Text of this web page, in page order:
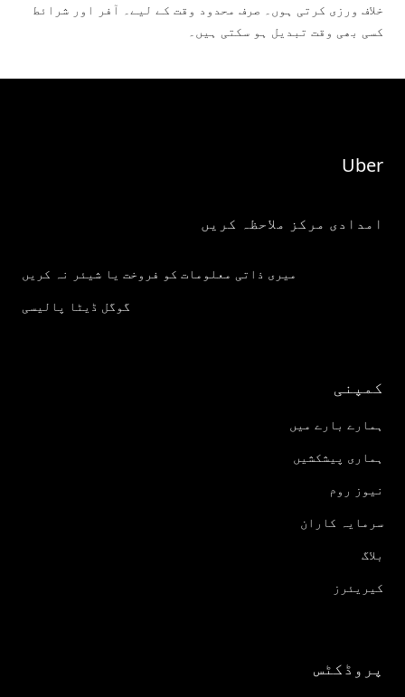
خلاف ورزی کرتی ہوں۔ صرف محدود وقت کے لیے۔ آفر اور شرائط
کسی بھی وقت تبدیل ہو سکتی ہیں۔
Uber
امدادی مرکز ملاحظہ کریں
میری ذاتی معلومات کو فروخت یا شیئر نہ کریں
گوگل ڈیٹا پالیسی
کمپنی
ہمارے بارے میں
ہماری پیشکشیں
نیوز روم
سرمایہ کاران
بلاگ
کیریئرز
پروڈکٹس